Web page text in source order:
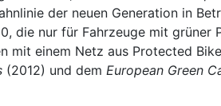
der neuen Generation in
die nur für Fahrzeuge mit
mit einem Netz aus Protected
(2012) und dem European Green